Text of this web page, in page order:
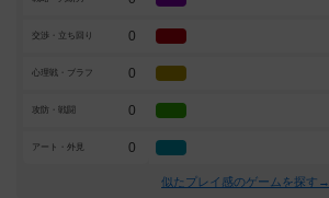
交渉・立ち回り 0
心理戦・ブラフ 0
攻防・戦闘 0
アート・外見 0
似たプレイ感のゲームを探す→